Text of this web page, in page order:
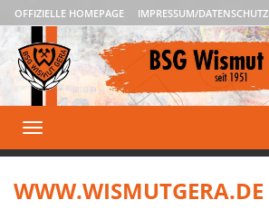
OFFIZIELLE HOMEPAGE IMPRESSUM/DATENSCHUTZ
Toggle
navigation
WWW.WISMUTGERA.DE